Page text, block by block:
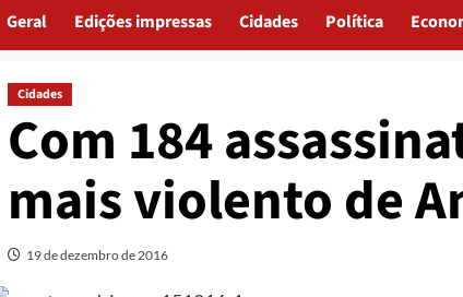
Geral Edições impressas Cidades Política
Cidades
Com 184
mais violento de
19 de dezembro de 2016